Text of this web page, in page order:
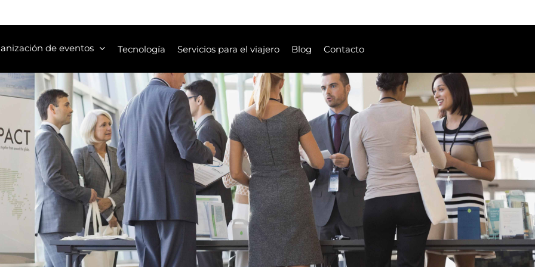
de eventos Tecnología Servicios para el viajero Blog Contacto